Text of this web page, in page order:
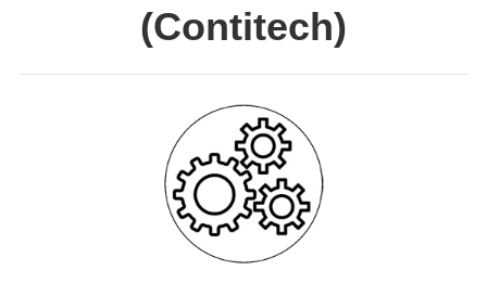
(Contitech)